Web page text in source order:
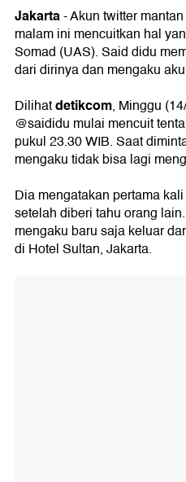
Jakarta-Akun twitter
malam ini mencuitkan hal
Somad (UAS). Said didu
dari dirinya dan mengaku
Dilihatdetikcom, Minggu
@saididu mulai mencuit
pukul 23.30 WIB. Saat
mengaku tidak bisa lagi
Dia mengatakan pertama
setelah diberi tahu orang
mengaku baru saja keluar
di Hotel Sultan, Jakarta.